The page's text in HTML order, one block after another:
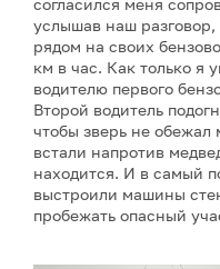
согласился меня
услышав наш
рядом на своих
км в час. Как только я
водителю первого
Второй водитель
чтобы зверь не обежал
встали напротив
находится. И в самый
выстроили машины
пробежать опасный